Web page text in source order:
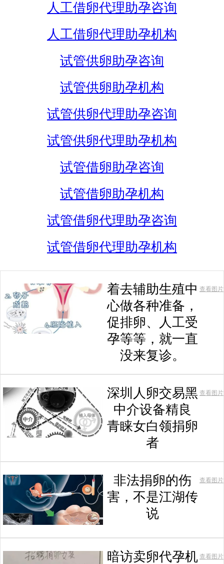
人工借卵代理助孕咨询
人工借卵代理助孕机构
试管供卵助孕咨询
试管供卵助孕机构
试管供卵代理助孕咨询
试管供卵代理助孕机构
试管借卵助孕咨询
试管借卵助孕机构
试管借卵代理助孕咨询
试管借卵代理助孕机构
着去辅助生殖中
心做各种准备，
促排卵、人工受
孕等等，就一直
没来复诊。
查看图片
深圳人卵交易黑
中介设备精良
青睐女白领捐卵
者
查看图片
非法捐卵的伤
害，不是江湖传
说
查看图片
暗访卖卵代孕机 查看图片